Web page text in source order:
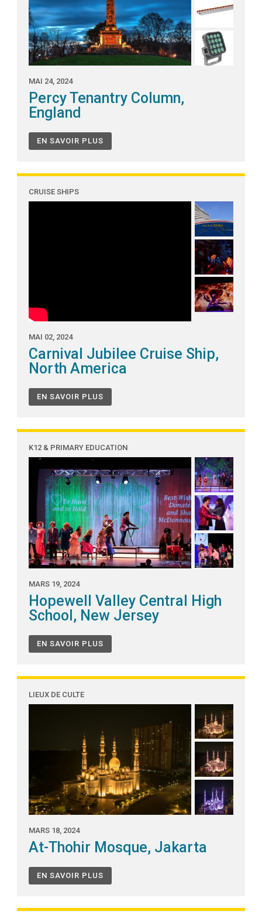
MAI 24, 2024
Percy Tenantry Column,
England
EN SAVOIR PLUS
CRUISE SHIPS
MAI 02, 2024
Carnival Jubilee Cruise Ship,
North America
EN SAVOIR PLUS
K12 & PRIMARY EDUCATION
MARS 19, 2024
Hopewell Valley Central High
School, New Jersey
EN SAVOIR PLUS
LIEUX DE CULTE
MARS 18, 2024
At-Thohir Mosque, Jakarta
EN SAVOIR PLUS